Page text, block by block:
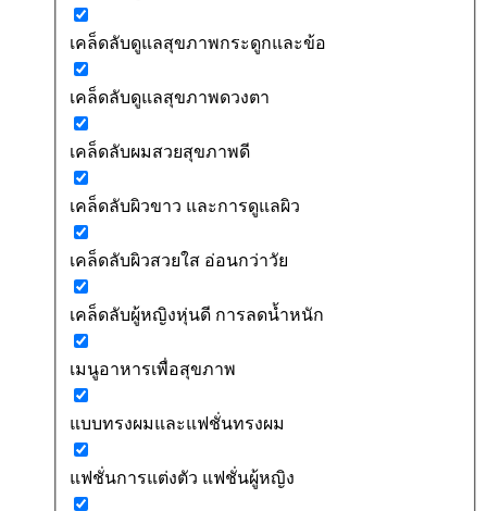
เคล็ดลับดูแลสุขภาพกระดูกและข้อ
เคล็ดลับดูแลสุขภาพดวงตา
เคล็ดลับผมสวยสุขภาพดี
เคล็ดลับผิวขาว และการดูแลผิว
เคล็ดลับผิวสวยใส อ่อนกว่าวัย
เคล็ดลับผู้หญิงหุ่นดี การลดน้ำหนัก
เมนูอาหารเพื่อสุขภาพ
แบบทรงผมและแฟชั่นทรงผม
แฟชั่นการแต่งตัว แฟชั่นผู้หญิง